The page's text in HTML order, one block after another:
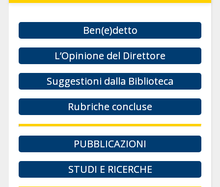
Ben(e)detto
L’Opinione del Direttore
Suggestioni dalla Biblioteca
Rubriche concluse
PUBBLICAZIONI
STUDI E RICERCHE